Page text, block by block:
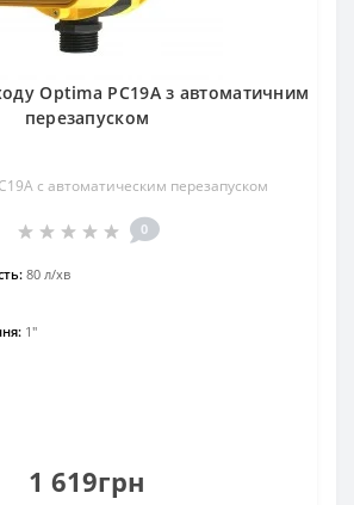
Optima PC19A з автоматичним
перезапуском
c автоматическим перезапуском
0
80 л/хв
1"
1 619грн